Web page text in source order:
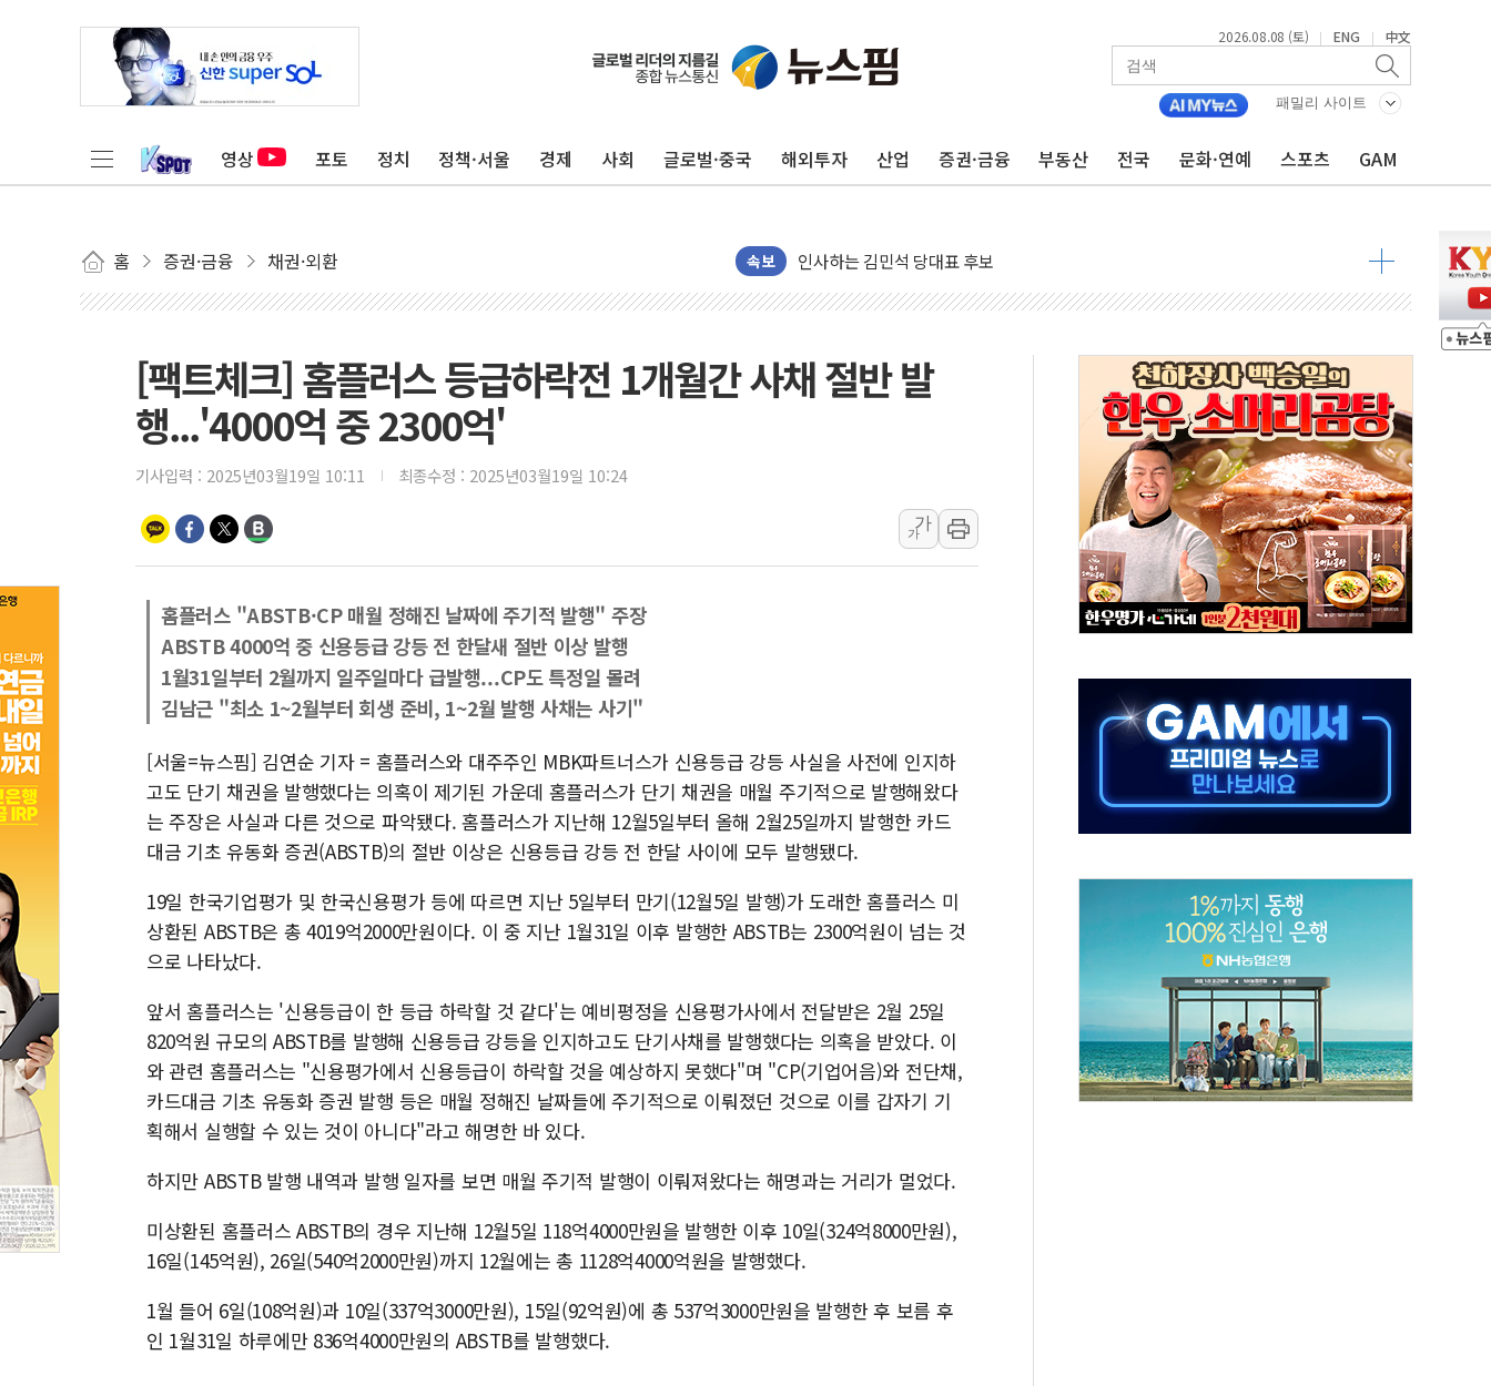
2026.08.08 (토) | ENG | 中文
패밀리 사이트
영상 포토 정치 정책·서울 경제 사회 글로벌·중국 해외투자 산업 증권·금융 부동산 전국 문화·연예 스포츠 GAM
홈 증권·금융 채권·외환 속보
포항시 재난예산 40억 긴급 투입…고수온 양식장 복구·지원 '총력'
울진·영덕 '호우특보'-포항 '산사태 주의보'...경북도, 호우 피해·통제구간 없어
인천 합동연설회 나선 송영길·정청래·김민석 당대표 후보
김민석, 2주차 제주·인천 경선서 정청래에 승리...47.75% vs 42.08%
[속보] 민주, 제주·인천 경선 결과 발표...김민석 47.75% 정청래 42.08%
[속보] 민주, 인천 경선 결과 발표...김민석 45.09% 정청래 43.27% 송영길 11.63%
이번주 국내 주요 금융일정(8.10~8.14)
美, 이란전 출구전략 만지작…공습 한계·탄약 부족 현실화
강릉·동해·삼척 시간당 최대 50㎜ 폭우…강원 동해안 강한 비 이어져
폐기물 수거하다 참변…60대 환경미화원 수거차에 치여 사망
서울 중랑구 주택가서 흉기 난동…60대 남성 2명 숨져
李대통령 "결혼 때문에 손해 보는 일 없게"…'결혼 페널티' 22개 과제 손본다
여수 오동도 인근 해상서 모터보트 전복…1명 사망·1명 실종
추미애, '위안부' 피해자 기림의 날 참석..."국제적 시민 연대로 목소리 내야"
인천 선재도 갯벌서 해루질 중 실종 60대 나흘만에 숨진 채 발견
'화합' 꺼낸 김민석에 '뻔뻔' 받아친 정청래…제주 연설서 신경전 고조
[팩트체크] 홈플러스 등급하락전 1개월간 사채 절반 발
행...'4000억 중 2300억'
기사입력 : 2025년03월19일 10:11 최종수정 : 2025년03월19일 10:24
가
가
홈플러스 "ABSTB·CP 매월 정해진 날짜에 주기적 발행" 주장
ABSTB 4000억 중 신용등급 강등 전 한달새 절반 이상 발행
1월31일부터 2월까지 일주일마다 급발행...CP도 특정일 몰려
김남근 "최소 1~2월부터 회생 준비, 1~2월 발행 사채는 사기"
[서울=뉴스핌] 김연순 기자 = 홈플러스와 대주주인 MBK파트너스가 신용등급 강등 사실을 사전에 인지하
고도 단기 채권을 발행했다는 의혹이 제기된 가운데 홈플러스가 단기 채권을 매월 주기적으로 발행해왔다
는 주장은 사실과 다른 것으로 파악됐다. 홈플러스가 지난해 12월5일부터 올해 2월25일까지 발행한 카드
대금 기초 유동화 증권(ABSTB)의 절반 이상은 신용등급 강등 전 한달 사이에 모두 발행됐다.
19일 한국기업평가 및 한국신용평가 등에 따르면 지난 5일부터 만기(12월5일 발행)가 도래한 홈플러스 미
상환된 ABSTB은 총 4019억2000만원이다. 이 중 지난 1월31일 이후 발행한 ABSTB는 2300억원이 넘는 것
으로 나타났다.
앞서 홈플러스는 '신용등급이 한 등급 하락할 것 같다'는 예비평정을 신용평가사에서 전달받은 2월 25일
820억원 규모의 ABSTB를 발행해 신용등급 강등을 인지하고도 단기사채를 발행했다는 의혹을 받았다. 이
와 관련 홈플러스는 "신용평가에서 신용등급이 하락할 것을 예상하지 못했다"며 "CP(기업어음)와 전단채,
카드대금 기초 유동화 증권 발행 등은 매월 정해진 날짜들에 주기적으로 이뤄졌던 것으로 이를 갑자기 기
획해서 실행할 수 있는 것이 아니다"라고 해명한 바 있다.
하지만 ABSTB 발행 내역과 발행 일자를 보면 매월 주기적 발행이 이뤄져왔다는 해명과는 거리가 멀었다.
미상환된 홈플러스 ABSTB의 경우 지난해 12월5일 118억4000만원을 발행한 이후 10일(324억8000만원),
16일(145억원), 26일(540억2000만원)까지 12월에는 총 1128억4000억원을 발행했다.
1월 들어 6일(108억원)과 10일(337억3000만원), 15일(92억원)에 총 537억3000만원을 발행한 후 보름 후
인 1월31일 하루에만 836억4000만원의 ABSTB를 발행했다.